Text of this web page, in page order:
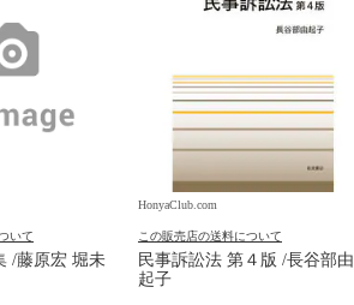
いて
/藤原宏 堀未
HonyaClub.com
この販売店の送料について
民事訴訟法 第４版 /長谷部由
起子